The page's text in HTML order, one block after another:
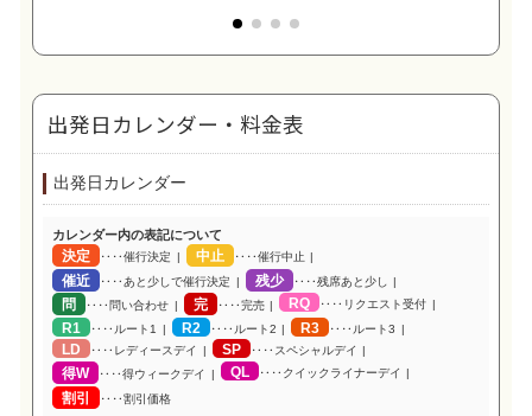
出発日カレンダー・料金表
出発日カレンダー
カレンダー内の表記について
決定 ‥‥催行決定 中止 ‥‥催行中止
催近 ‥‥あと少しで催行決定 残少 ‥‥残席あと少し
問 ‥‥問い合わせ 完 ‥‥完売 RQ ‥‥リクエスト受付
R1 ‥‥ルート1 R2 ‥‥ルート2 R3 ‥‥ルート3
LD ‥‥レディースデイ SP ‥‥スペシャルデイ
得W ‥‥得ウィークデイ QL ‥‥クイックライナーデイ
割引 ‥‥割引価格